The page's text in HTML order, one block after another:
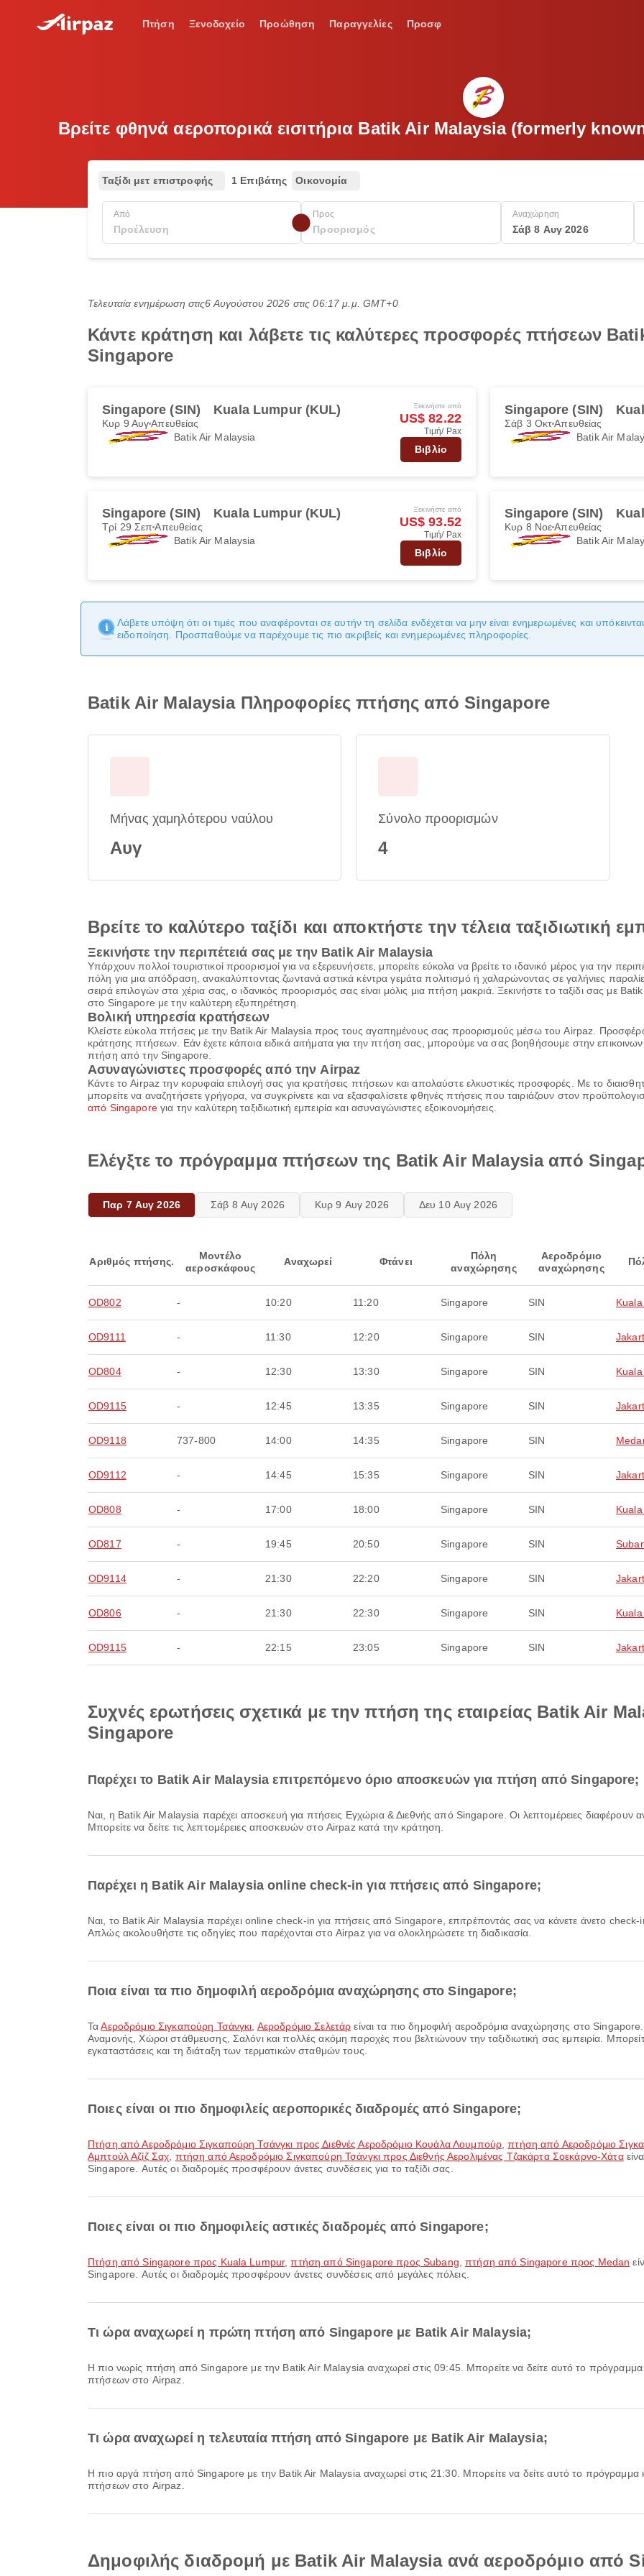
Πτήση Ξενοδοχείο Προώθηση Παραγγελίες Προσφ
Βρείτε φθηνά αεροπορικά εισιτήρια Batik Air Malaysia (formerly
Ταξίδι μετ επιστροφής 1 Επιβάτης Οικονομία
Από Προς Αναχώρηση
Σάβ 8 Αυγ 2026
Τελευταία ενημέρωση στις6 Αυγούστου 2026 στις 06:17 μ.μ. GMT+0
Κάντε κράτηση και λάβετε τις καλύτερες προσφορές πτήσεων
Singapore
Singapore (SIN) Kuala Lumpur (KUL)
Κυρ 9 ΑυγΑπευθείας
Batik Air Malaysia
Ξεκινήστε από
US$ 82.22
Τιμή/ Pax
Βιβλίο
Singapore (SIN)
Σάβ 3 ΟκτΑπευθείας
Batik Air
Singapore (SIN) Kuala Lumpur (KUL)
Τρί 29 ΣεπΑπευθείας
Batik Air Malaysia
Ξεκινήστε από
US$ 93.52
Τιμή/ Pax
Βιβλίο
Singapore (SIN)
Κυρ 8 ΝοεΑπευθείας
Batik Air
Λάβετε υπόψη ότι οι τιμές που αναφέρονται σε αυτήν τη σελίδα ενδέχεται να μην είναι ενημερωμένες και
ειδοποίηση. Προσπαθούμε να παρέχουμε τις πιο ακριβείς και ενημερωμένες πληροφορίες.
Batik Air Malaysia Πληροφορίες πτήσης από Singapore
Μήνας χαμηλότερου ναύλου
Αυγ
Σύνολο προορισμών
4
Βρείτε το καλύτερο ταξίδι και αποκτήστε την τέλεια ταξιδιωτική
Ξεκινήστε την περιπέτειά σας με την Batik Air Malaysia
Υπάρχουν πολλοί τουριστικοί προορισμοί για να εξερευνήσετε, μπορείτε εύκολα να βρείτε το ιδανικό μέρος για την
πόλη για μια απόδραση, ανακαλύπτοντας ζωντανά αστικά κέντρα γεμάτα πολιτισμό ή χαλαρώνοντας σε γαλήνιες
σειρά επιλογών στα χέρια σας, ο ιδανικός προορισμός σας είναι μόλις μια πτήση μακριά. Ξεκινήστε το ταξίδι σας με
στο Singapore με την καλύτερη εξυπηρέτηση.
Βολική υπηρεσία κρατήσεων
Κλείστε εύκολα πτήσεις με την Batik Air Malaysia προς τους αγαπημένους σας προορισμούς μέσω του Airpaz.
κράτησης πτήσεων. Εάν έχετε κάποια ειδικά αιτήματα για την πτήση σας, μπορούμε να σας βοηθήσουμε στην
πτήση από την Singapore.
Ασυναγώνιστες προσφορές από την Airpaz
Κάντε το Airpaz την κορυφαία επιλογή σας για κρατήσεις πτήσεων και απολαύστε ελκυστικές προσφορές. Με το
μπορείτε να αναζητήσετε γρήγορα, να συγκρίνετε και να εξασφαλίσετε φθηνές πτήσεις που ταιριάζουν στον
από Singaporeγια την καλύτερη ταξιδιωτική εμπειρία και ασυναγώνιστες εξοικονομήσεις.
Ελέγξτε το πρόγραμμα πτήσεων της Batik Air Malaysia από
Παρ 7 Αυγ 2026 Σάβ 8 Αυγ 2026 Κυρ 9 Αυγ 2026 Δευ 10 Αυγ 2026
Αριθμός πτήσης.
Μοντέλο
αεροσκάφους
Αναχωρεί Φτάνει
Πόλη
αναχώρησης
Αεροδρόμιο
αναχώρησης
OD802 - 10:20 11:20 Singapore SIN
OD9111 - 11:30 12:20 Singapore SIN
OD804 - 12:30 13:30 Singapore SIN
OD9115 - 12:45 13:35 Singapore SIN
OD9118 737-800 14:00 14:35 Singapore SIN
OD9112 - 14:45 15:35 Singapore SIN
OD808 - 17:00 18:00 Singapore SIN
OD817 - 19:45 20:50 Singapore SIN
OD9114 - 21:30 22:20 Singapore SIN
OD806 - 21:30 22:30 Singapore SIN
OD9115 - 22:15 23:05 Singapore SIN
Συχνές ερωτήσεις σχετικά με την πτήση της εταιρείας Batik Air
Singapore
Παρέχει το Batik Air Malaysia επιτρεπόμενο όριο αποσκευών για πτήση από Singapore;
Ναι, η Batik Air Malaysia παρέχει αποσκευή για πτήσεις Εγχώρια & Διεθνής από Singapore. Οι λεπτομέρειες διαφέρουν ανάλογα με τον τύπο εισιτηρίου και τον προορισμό.
Μπορείτε να δείτε τις λεπτομέρειες αποσκευών στο Airpaz κατά την κράτηση.
Παρέχει η Batik Air Malaysia online check-in για πτήσεις από Singapore;
Ναι, το Batik Air Malaysia παρέχει online check-in για πτήσεις από Singapore, επιτρέποντάς σας να κάνετε άνετο check-in για την πτήση σας μέσω της πλατφόρμας μας.
Απλώς ακολουθήστε τις οδηγίες που παρέχονται στο Airpaz για να ολοκληρώσετε τη διαδικασία.
Ποια είναι τα πιο δημοφιλή αεροδρόμια αναχώρησης στο Singapore;
ΤαΑεροδρόμιο Σιγκαπούρη Τσάνγκι Αεροδρόμιο Σελετάρ είναι τα πιο δημοφιλή αεροδρόμια αναχώρησης στο
Αναμονής, Χώροι στάθμευσης, Σαλόνι και πολλές ακόμη παροχές που βελτιώνουν την ταξιδιωτική σας εμπειρία.
εγκαταστάσεις και τη διάταξη των τερματικών σταθμών τους.
Ποιες είναι οι πιο δημοφιλείς αεροπορικές διαδρομές από Singapore;
πτήση από Αεροδρόμιο Σιγκαπούρη Τσάνγκι προς Διεθνές Αεροδρόμιο Κουάλα Λουμπούρ ,πτήση από Αεροδρόμιο
Αμπτούλ Αζίζ Σαχ πτήση από Αεροδρόμιο Σιγκαπούρη Τσάνγκι προς Διεθνής Αερολιμένας Τζακάρτα Σοεκάρνο-Χάτα
Singapore. Αυτές οι διαδρομές προσφέρουν άνετες συνδέσεις για το ταξίδι σας.
Ποιες είναι οι πιο δημοφιλείς αστικές διαδρομές από Singapore;
πτήση από Singapore προς Kuala Lumpur,πτήση από Singapore προς Subang ,πτήση από Singapore προς Medan
Singapore. Αυτές οι διαδρομές προσφέρουν άνετες συνδέσεις από μεγάλες πόλεις.
Τι ώρα αναχωρεί η πρώτη πτήση από Singapore με Batik Air Malaysia;
Η πιο νωρίς πτήση από Singapore με την Batik Air Malaysia αναχωρεί στις 09:45. Μπορείτε να δείτε αυτό το πρόγραμμα και να συγκρίνετε άλλες διαθέσιμες επιλογές
πτήσεων στο Airpaz.
Τι ώρα αναχωρεί η τελευταία πτήση από Singapore με Batik Air Malaysia;
Η πιο αργά πτήση από Singapore με την Batik Air Malaysia αναχωρεί στις 21:30. Μπορείτε να δείτε αυτό το πρόγραμμα και να συγκρίνετε άλλες διαθέσιμες επιλογές
πτήσεων στο Airpaz.
Δημοφιλής διαδρομή με Batik Air Malaysia ανά αεροδρόμιο από